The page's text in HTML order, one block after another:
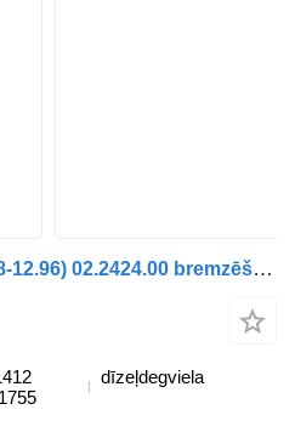
Scania 3-series 113 (01.88-12.96) 02.2424.00 bremzēšanas kamera paredzēts Scania 3-series (1987-1998) vilcēja
dīzeļdegviela